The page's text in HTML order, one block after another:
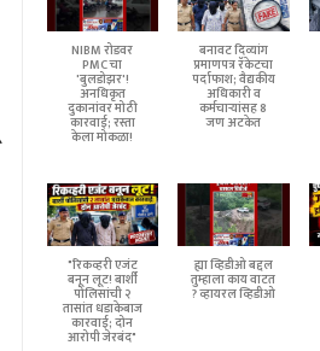
NIBM रोडवर
PMC चा
'बुलडोझर'!
अनधिकृत
दुकानांवर मोठी
कारवाई; रस्ता
केला मोकळा!
बनावट दिव्यांग
प्रमाणपत्र रॅकेटचा
पर्दाफाश; वैद्यकीय
अधिकारी व
कर्मचाऱ्यांसह 8
जण अटकेत
"रिकव्हरी एजंट
बनून लूट! बार्शी
पोलिसांची २
तासांत धडाकेबाज
कारवाई; दोन
आरोपी जेरबंद"
ह्या व्हिडीओ बद्दल
तुम्हाला काय वाटत
? व्हायरल व्हिडीओ